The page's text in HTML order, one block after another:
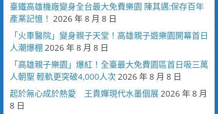
臺鐵高雄機廠變身全台最大免費樂園 陳其邁:保存百年
產業記憶！ 2026 年 8 月 8 日
「火車醫院」變身親子天堂！高雄親子遊樂園開幕首日
人潮爆棚 2026 年 8 月 8 日
「高雄親子樂園」爆紅！全臺最大免費園區首日吸三萬
人朝聖 輕軌更突破4,000人次 2026 年 8 月 8 日
起於無心成於熱愛 王貴嬋現代水墨個展2026 年 8 月
8 日